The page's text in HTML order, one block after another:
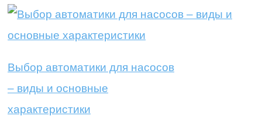
Выбор автоматики для насосов
– виды и основные
характеристики